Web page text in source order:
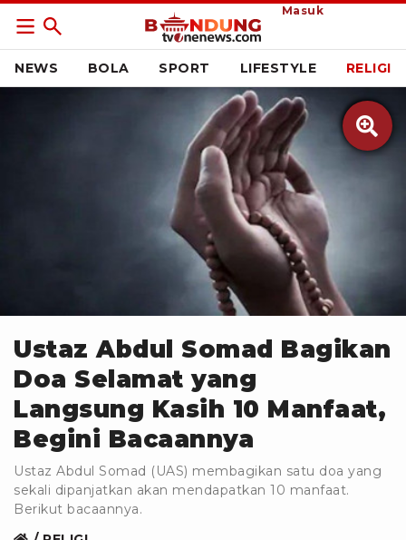
Masuk
NEWS BOLA SPORT LIFESTYLE RELIGI

Ustaz Abdul Somad Bagikan
Doa Selamat yang
Langsung Kasih 10 Manfaat,
Begini Bacaannya
Ustaz Abdul Somad (UAS) membagikan satu doa yang
sekali dipanjatkan akan mendapatkan 10 manfaat.
Berikut bacaannya.